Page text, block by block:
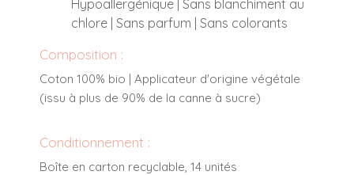
Hypoallergénique | Sans blanchiment au
chlore | Sans parfum | Sans colorants
Composition :
Coton 100% bio | Applicateur d'origine végétale
(issu à plus de 90% de la canne à sucre)
Conditionnement :
Boîte en carton recyclable, 14 unités